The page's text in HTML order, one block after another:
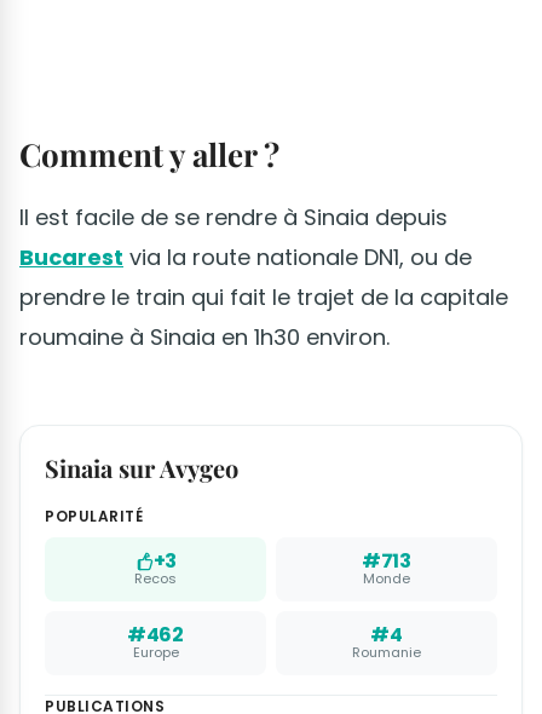
Comment y aller ?
Il est facile de se rendre à Sinaia depuis
Bucarest via la route nationale DN1, ou de
prendre le train qui fait le trajet de la capitale
roumaine à Sinaia en 1h30 environ.
Sinaia sur Avygeo
POPULARITÉ
+3
Recos
#713
Monde
#462
Europe
#4
Roumanie
PUBLICATIONS